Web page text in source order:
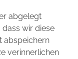
abgelegt
wir diese
abspeichern
verinnerlichen